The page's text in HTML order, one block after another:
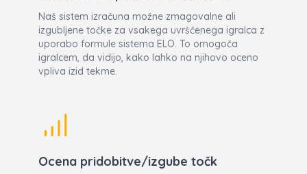
Naš sistem izračuna možne zmagovalne ali
izgubljene točke za vsakega uvrščenega igralca z
uporabo formule sistema ELO. To omogoča
igralcem, da vidijo, kako lahko na njihovo oceno
vpliva izid tekme.
Ocena pridobitve/izgube točk